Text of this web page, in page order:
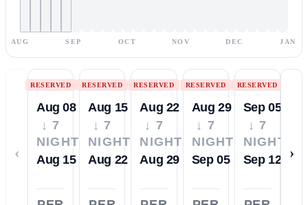
AUG SEP OCT NOV DEC JAN
‹
RESERVED
Aug 08
↓ 7
NIGHTS
Aug 15
RESERVED
Aug 15
↓ 7
NIGHTS
Aug 22
RESERVED
Aug 22
↓ 7
NIGHTS
Aug 29
RESERVED
Aug 29
↓ 7
NIGHTS
Sep 05
RESERVED
Sep 05
↓ 7
NIGHTS
Sep 12
›